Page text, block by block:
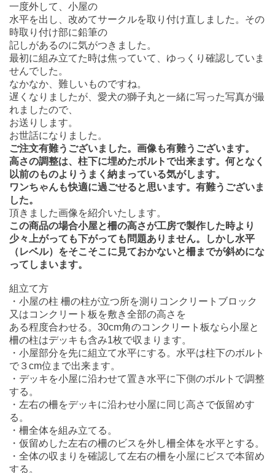
一度外して、小屋の
水平を出し、改めてサークルを取り付け直しました。その
時取り付け部に鉛筆の
記しがあるのに気がつきました。
最初に組み立てた時は焦っていて、ゆっくり確認していま
せんでした。
なかなか、難しいものですね。
遅くなりましたが、愛犬の獅子丸と一緒に写った写真が撮
れましたので、
お送りします。
お世話になりました。
ご注文有難うございました。画像も有難うございます。
高さの調整は、柱下に埋めたボルトで出来ます。何となく
以前のものよりうまく納まっている気がします。
ワンちゃんも快適に過ごせると思います。有難うございま
した。
頂きました画像を紹介いたします。
この商品の場合小屋と柵の高さが工房で製作した時より
少々上がっても下がっても問題ありません。しかし水平
（レベル）をそこそこに見ておかないと柵までが斜めにな
ってしまいます。
組立て方
・小屋の柱 柵の柱が立つ所を測りコンクリートブロック
又はコンクリート板を敷き全部の高さを
ある程度合わせる。30cm角のコンクリート板なら小屋と
柵の柱はデッキも含み1枚で収まります。
・小屋部分を先に組立て水平にする。水平は柱下のボルト
で３cm位まで出来ます。
・デッキを小屋に沿わせて置き水平に下側のボルトで調整
する。
・左右の柵をデッキに沿わせ小屋に同じ高さで仮留めす
る。
・柵全体を組み立てる。
・仮留めした左右の柵のビスを外し柵全体を水平とする。
・全体の収まりを確認して左右の柵を小屋にビスで本留め
する。